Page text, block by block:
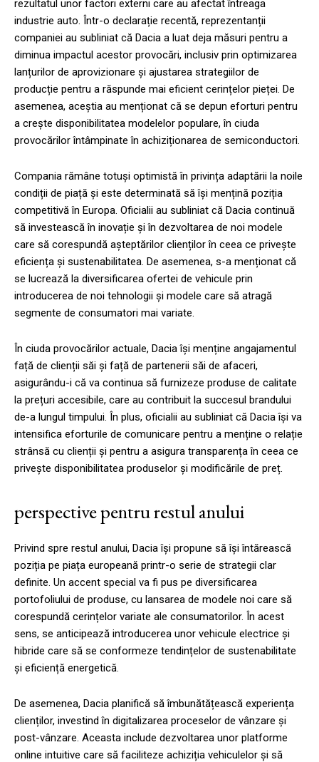
rezultatul unor factori externi care au afectat întreaga
industrie auto. Într-o declarație recentă, reprezentanții
companiei au subliniat că Dacia a luat deja măsuri pentru a
diminua impactul acestor provocări, inclusiv prin optimizarea
lanțurilor de aprovizionare și ajustarea strategiilor de
producție pentru a răspunde mai eficient cerințelor pieței. De
asemenea, aceștia au menționat că se depun eforturi pentru
a crește disponibilitatea modelelor populare, în ciuda
provocărilor întâmpinate în achiziționarea de semiconductori.
Compania rămâne totuși optimistă în privința adaptării la noile
condiții de piață și este determinată să își mențină poziția
competitivă în Europa. Oficialii au subliniat că Dacia continuă
să investească în inovație și în dezvoltarea de noi modele
care să corespundă așteptărilor clienților în ceea ce privește
eficiența și sustenabilitatea. De asemenea, s-a menționat că
se lucrează la diversificarea ofertei de vehicule prin
introducerea de noi tehnologii și modele care să atragă
segmente de consumatori mai variate.
În ciuda provocărilor actuale, Dacia își menține angajamentul
față de clienții săi și față de partenerii săi de afaceri,
asigurându-i că va continua să furnizeze produse de calitate
la prețuri accesibile, care au contribuit la succesul brandului
de-a lungul timpului. În plus, oficialii au subliniat că Dacia își va
intensifica eforturile de comunicare pentru a menține o relație
strânsă cu clienții și pentru a asigura transparența în ceea ce
privește disponibilitatea produselor și modificările de preț.
perspective pentru restul anului
Privind spre restul anului, Dacia își propune să își întărească
poziția pe piața europeană printr-o serie de strategii clar
definite. Un accent special va fi pus pe diversificarea
portofoliului de produse, cu lansarea de modele noi care să
corespundă cerințelor variate ale consumatorilor. În acest
sens, se anticipează introducerea unor vehicule electrice și
hibride care să se conformeze tendințelor de sustenabilitate
și eficiență energetică.
De asemenea, Dacia planifică să îmbunătățească experiența
clienților, investind în digitalizarea proceselor de vânzare și
post-vânzare. Aceasta include dezvoltarea unor platforme
online intuitive care să faciliteze achiziția vehiculelor și să